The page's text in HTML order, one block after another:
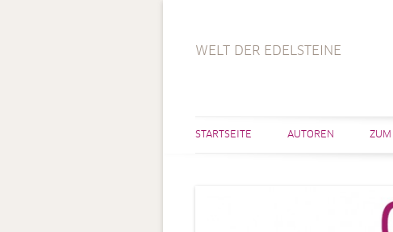
WELT DER EDELSTEINE
STARTSEITE AUTOREN ZUM